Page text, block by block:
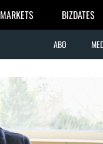
MARKETS BIZDATES
ABO